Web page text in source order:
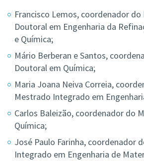
Francisco Lemos, coordenador
Doutoral em Engenharia da
e Química;
Mário Berberan e Santos,
Doutoral em Química;
Maria Joana Neiva Correia,
Mestrado Integrado em
Carlos Baleizão, coordenador do
Química;
José Paulo Farinha, coordenador
Integrado em Engenharia de